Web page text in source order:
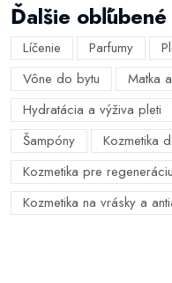
Ďalšie
Líčenie Parfumy
Vône do bytu
Matka
Hydratácia a výživa pleti
Šampóny
Kozmetika
Kozmetika pre
Kozmetika na vrásky a